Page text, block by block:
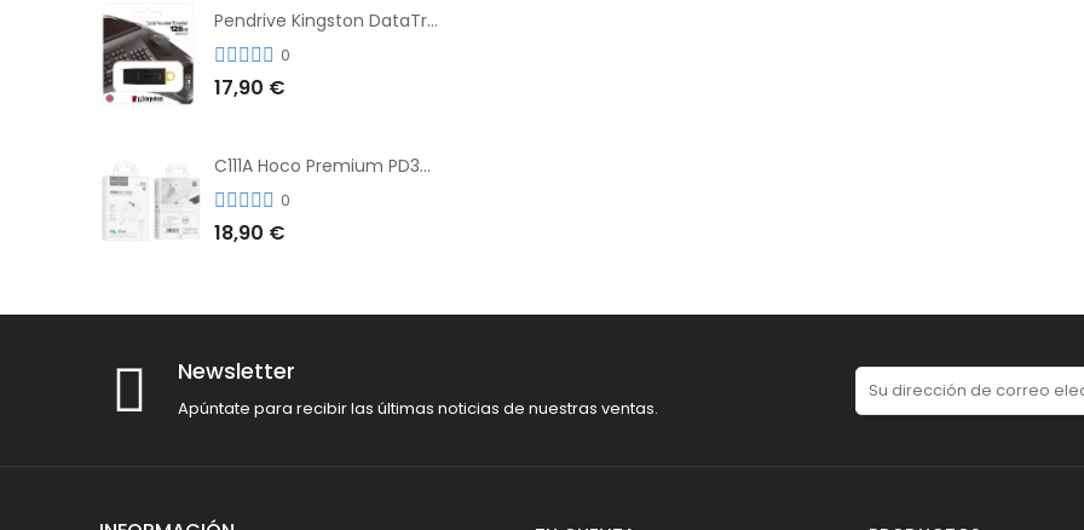
Pendrive Kingston DataTraveler® Exodia™ 128GB 3.2´
0
17,90 €
C111A Hoco Premium PD30W Adaptador de Carga Rápida Puerto Dual USB+Tipo C + Cable
0
18,90 €
Newsletter
Apúntate para recibir las últimas noticias de nuestras ventas.